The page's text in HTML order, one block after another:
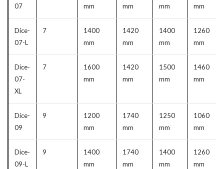
07 mm mm mm mm
Dice-
07-L
7
1400
mm
1420
mm
1400
mm
1260
mm
Dice-
07-
XL
7
1600
mm
1420
mm
1500
mm
1460
mm
Dice-
09
9
1200
mm
1740
mm
1250
mm
1060
mm
Dice-
09-L
9
1400
mm
1740
mm
1400
mm
1260
mm